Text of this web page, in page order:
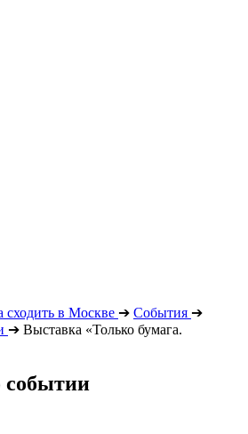
в Москве ➔ События ➔
➔ Выставка «Только бумага.